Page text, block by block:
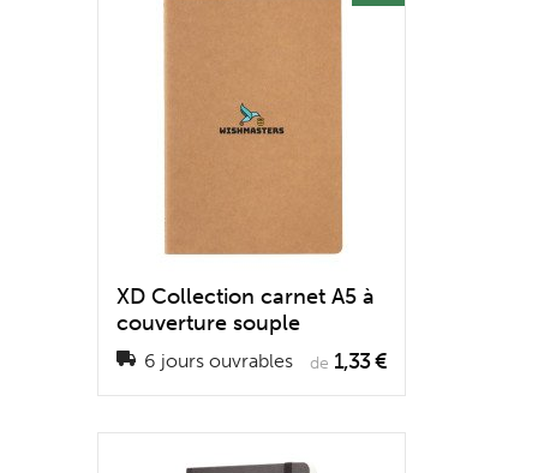
XD Collection carnet A5 à
couverture souple
6 jours ouvrables de 1,33 €